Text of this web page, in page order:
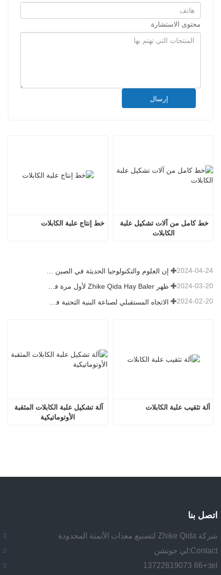
محتوى الاستشارة
إرسال
خط إنتاج علبة الكابلات
الكابلات
2024-04-24
ظهر Zhike Qida Hay Baler لأول مرة في معرض هيلونغجيانغ للآلات الزراعية 2024-03-20
2024-02-20
الأوتوماتيكية
آلة تثقيب علبة الكابلات
اتصل بنا
شركة Zhike Qida لتصنيع معدات الأتمتة المحدودة
Contact: لي جوتشن
tel:
+86 13722619073